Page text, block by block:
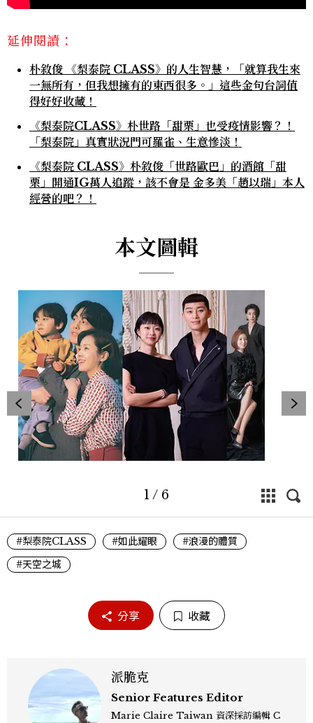
延伸閱讀：
朴敘俊 《梨泰院 CLASS》的人生智慧，「就算我生來
一無所有，但我想擁有的東西很多。」這些金句台詞值
得好好收藏！
《梨泰院CLASS》朴世路「甜栗」也受疫情影響？！
「梨泰院」真實狀況門可羅雀、生意慘淡！
《梨泰院 CLASS》朴敘俊「世路歐巴」的酒館「甜
栗」開通IG萬人追蹤，該不會是 金多美「趙以瑞」本人
經營的吧？！
本文圖輯
1 / 6
#梨泰院CLASS #如此耀眼
#浪漫的體質
#天空之城
分享 收藏
派脆克
Senior Features Editor
Marie Claire Taiwan 資深採訪編輯 C